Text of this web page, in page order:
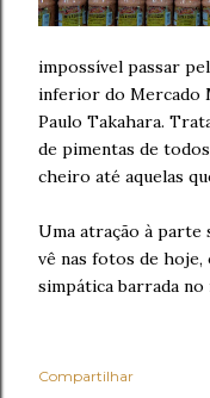
impossível passar
inferior do Mercado
Paulo Takahara.
de pimentas de
cheiro até aquelas
Uma atração à parte
vê nas fotos de hoje,
simpática barrada no
Compartilhar